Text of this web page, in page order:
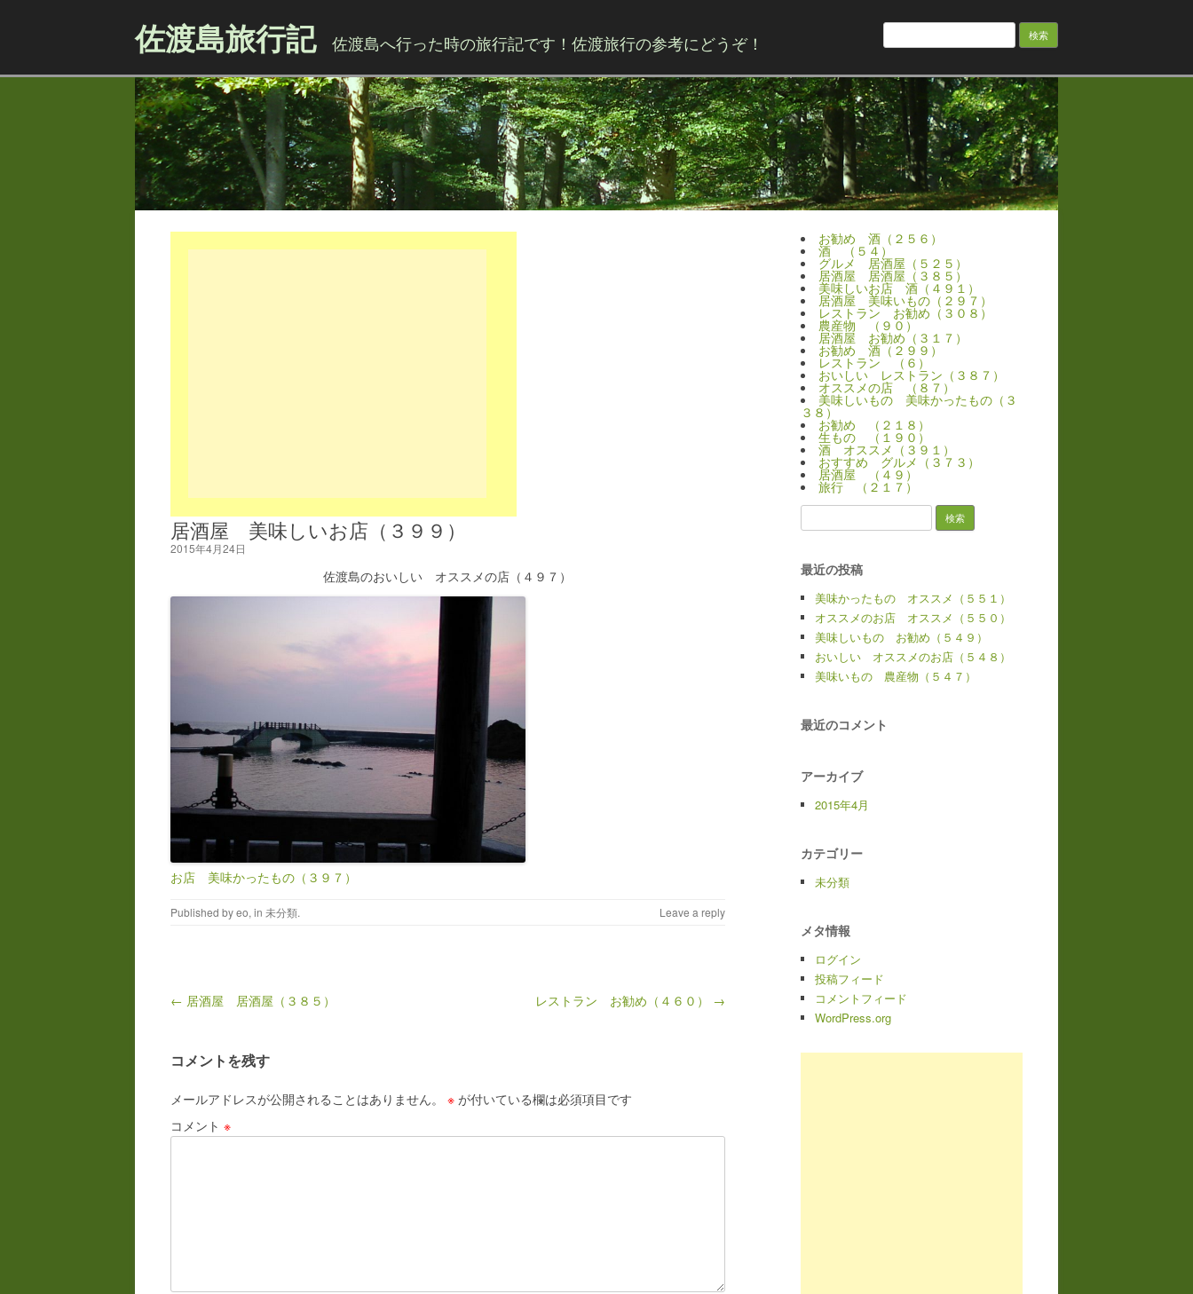
佐渡島旅行記 佐渡島へ行った時の旅行記です！佐渡旅行の参考にどうぞ！
検
居酒屋 美味しいお店（３９９）
2015年4月24日
佐渡島のおいしい オススメの店（４９７）
お店 美味かったもの（３９７）
Published byeo, in 未分類. Leave a reply
Post navigation
← 居酒屋 居酒屋（３８５） レストラン お勧め（４６０） →
コメントを残す
メールアドレスが公開されることはありません。 ※ が付いている欄は必須項目です
コメント ※
お勧め 酒（２５６）
酒 （５４）
グルメ 居酒屋（５２５）
居酒屋 居酒屋（３８５）
美味しいお店 酒（４９１）
居酒屋 美味いもの（２９７）
レストラン お勧め（３０８）
農産物 （９０）
居酒屋 お勧め（３１７）
お勧め 酒（２９９）
レストラン （６）
おいしい レストラン（３８７）
オススメの店 （８７）
美味しいもの 美味かったもの（３
３８）
お勧め （２１８）
生もの （１９０）
酒 オススメ（３９１）
おすすめ グルメ（３７３）
居酒屋 （４９）
旅行 （２１７）
索:
最近の投稿
美味かったもの オススメ（５５１）
オススメのお店 オススメ（５５０）
美味しいもの お勧め（５４９）
おいしい オススメのお店（５４８）
美味いもの 農産物（５４７）
最近のコメント
アーカイブ
2015年4月
カテゴリー
未分類
メタ情報
ログイン
投稿フィード
コメントフィード
WordPress.org